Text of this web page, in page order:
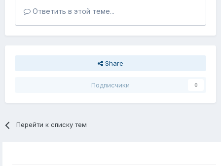
Ответить в этой теме...
Share
Подписчики 0
Перейти к списку тем